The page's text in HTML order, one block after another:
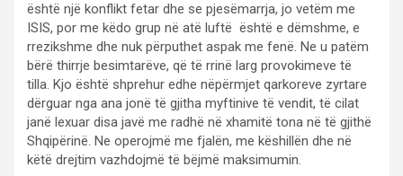
është një konflikt fetar dhe se pjesëmarrja, jo vetëm me
ISIS, por me këdo grup në atë luftë është e dëmshme, e
rrezikshme dhe nuk përputhet aspak me fenë. Ne u patëm
bërë thirrje besimtarëve, që të rrinë larg provokimeve të
tilla. Kjo është shprehur edhe nëpërmjet qarkoreve zyrtare
dërguar nga ana jonë të gjitha myftinive të vendit, të cilat
janë lexuar disa javë me radhë në xhamitë tona në të gjithë
Shqipërinë. Ne operojmë me fjalën, me këshillën dhe në
këtë drejtim vazhdojmë të bëjmë maksimumin.